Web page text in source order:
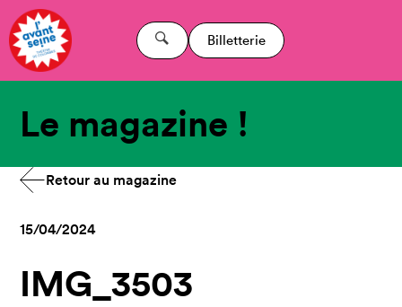
Billetterie
Le magazine !
Retour au magazine
15/04/2024
IMG_3503